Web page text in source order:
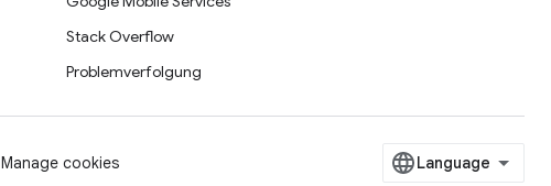
Stack Overflow
Problemverfolgung
Manage cookies